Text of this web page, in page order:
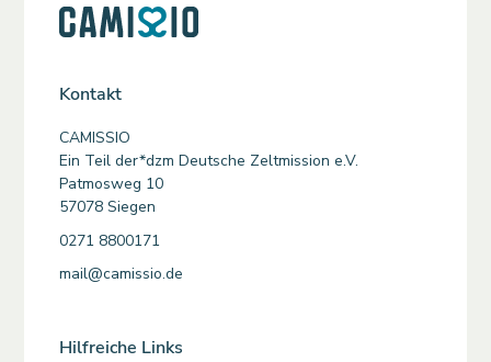
Kontakt
CAMISSIO
Ein Teil der*dzm Deutsche Zeltmission e.V.
Patmosweg 10
57078 Siegen
0271 8800171
mail@camissio.de
Hilfreiche Links